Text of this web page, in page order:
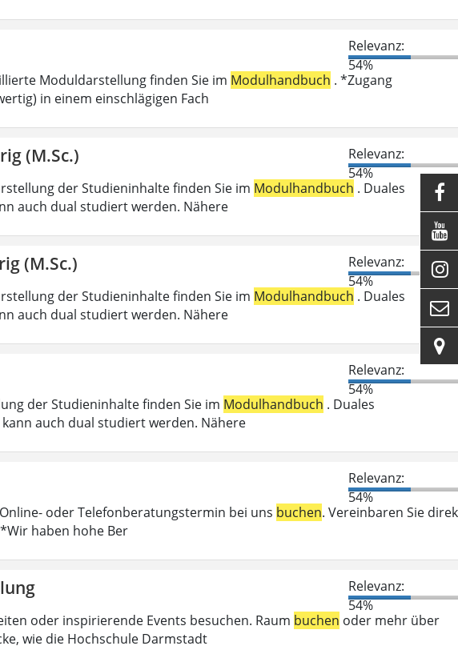
Relevanz:
54%
Moduldarstellung finden Sie im Modulhandbuch . *Zugang
in einem einschlägigen Fach
(M.Sc.)
Relevanz:
54%
der Studieninhalte finden Sie im Modulhandbuch . Duales
auch dual studiert werden. Nähere
(M.Sc.)
Relevanz:
54%
der Studieninhalte finden Sie im Modulhandbuch . Duales
auch dual studiert werden. Nähere
Relevanz:
54%
der Studieninhalte finden Sie im Modulhandbuch . Duales
auch dual studiert werden. Nähere
Relevanz:
54%
oder Telefonberatungstermin bei uns buchen. Vereinbaren Sie
haben hohe Ber
Relevanz:
54%
oder inspirierende Events besuchen. Raum buchen oder mehr über
wie die Hochschule Darmstadt




